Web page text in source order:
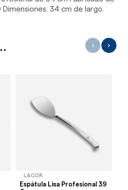
34 cm de largo.
LACOR
Espátula Lisa Profesional 39
‹ ›